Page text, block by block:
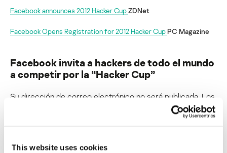
This website uses cookies
Facebook announces 2012 Hacker CupZDNet
Facebook Opens Registration for 2012 Hacker CupPC Magazine
Facebook invita a hackers de todo el mundo
a competir por la “Hacker Cup”
Su dirección de correo electrónico no será publicada. Los